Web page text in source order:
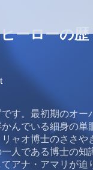
ーローの歴
す。最初期のオー
んでいる細身の単
ャオ博士のささや
人である博士の知
アナ・アマリが迫